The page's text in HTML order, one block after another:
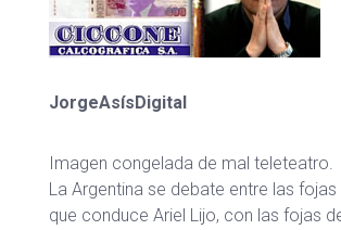
JorgeAsísDigital
Imagen congelada de mal teleteatro.
La Argentina se debate entre las
que conduce Ariel Lijo, con las fojas